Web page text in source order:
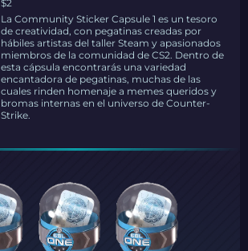
$2
La Community Sticker Capsule 1 es un tesoro
de creatividad, con pegatinas creadas por
hábiles artistas del taller Steam y apasionados
miembros de la comunidad de CS2. Dentro de
esta cápsula encontrarás una variedad
encantadora de pegatinas, muchas de las
cuales rinden homenaje a memes queridos y
bromas internas en el universo de Counter-
Strike.